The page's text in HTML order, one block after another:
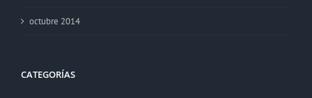
octubre 2014
CATEGORÍAS